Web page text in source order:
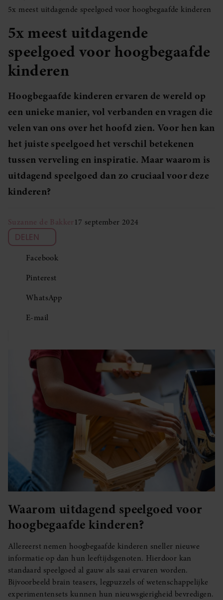
5x meest uitdagende speelgoed voor hoogbegaafde kinderen
5x meest uitdagende
speelgoed voor hoogbegaafde
kinderen
Hoogbegaafde kinderen ervaren de wereld op
een unieke manier, vol verbanden en vragen die
velen van ons over het hoofd zien. Voor hen kan
het juiste speelgoed het verschil betekenen
tussen verveling en inspiratie. Maar waarom is
uitdagend speelgoed dan zo cruciaal voor deze
kinderen?
Suzanne de Bakker17 september 2024
DELEN
Facebook
Pinterest
WhatsApp
E-mail
Waarom uitdagend speelgoed voor
hoogbegaafde kinderen?
Allereerst nemen hoogbegaafde kinderen sneller nieuwe
informatie op dan hun leeftijdsgenoten. Hierdoor kan
standaard speelgoed al gauw als saai ervaren worden.
Bijvoorbeeld brain teasers, legpuzzels of wetenschappelijke
experimentensets kunnen hun nieuwsgierigheid bevredigen.